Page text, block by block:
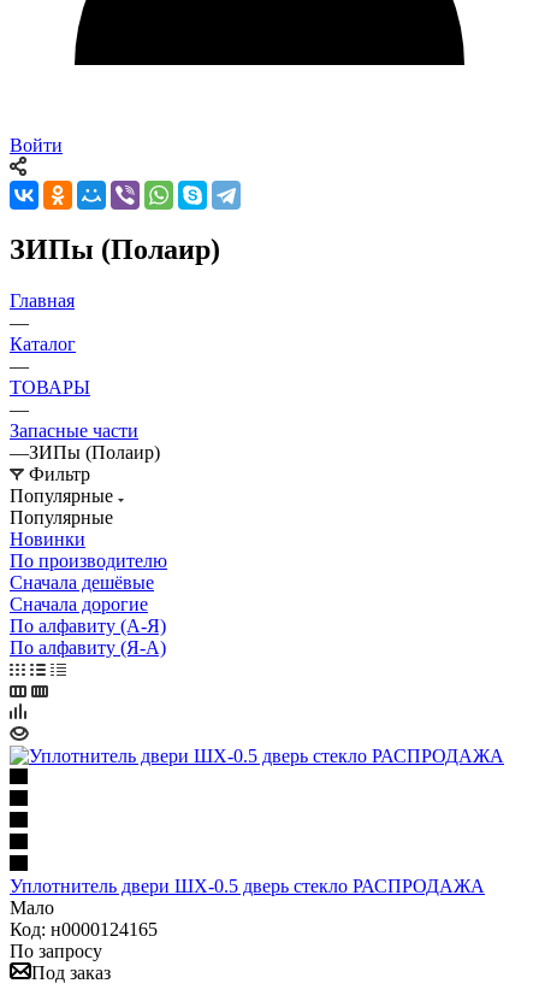
Войти
ЗИПы (Полаир)
Главная
—
Каталог
—
ТОВАРЫ
—
Запасные части
—ЗИПы (Полаир)
Фильтр
Популярные
Популярные
Новинки
По производителю
Сначала дешёвые
Сначала дорогие
По алфавиту (А-Я)
По алфавиту (Я-А)
Уплотнитель двери ШХ-0.5 дверь стекло РАСПРОДАЖА
Мало
Код: н0000124165
По запросу
Под заказ